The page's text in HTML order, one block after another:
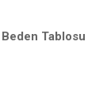
Beden Tablosu